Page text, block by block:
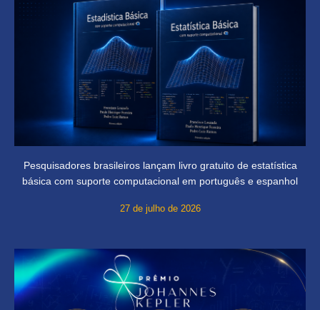
Pesquisadores brasileiros lançam livro gratuito de estatística
básica com suporte computacional em português e espanhol
27 de julho de 2026